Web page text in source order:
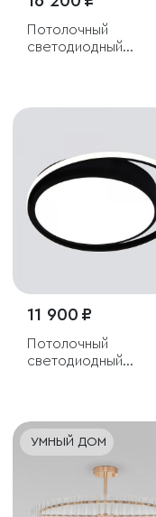
Потолочный
светодиодный
11 900 ₽
Потолочный
светодиодный
УМНЫЙ ДОМ